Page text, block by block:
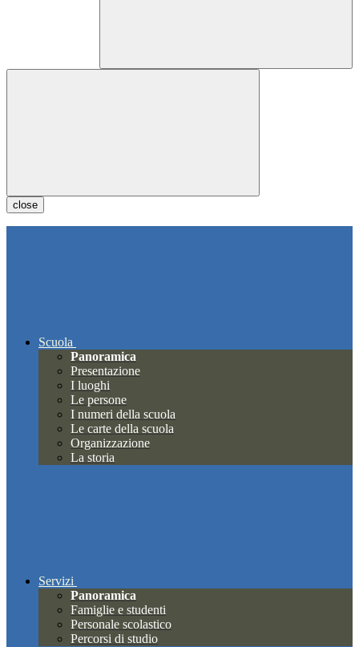
close
Scuola
Panoramica
Presentazione
I luoghi
Le persone
I numeri della scuola
Le carte della scuola
Organizzazione
La storia
Servizi
Panoramica
Famiglie e studenti
Personale scolastico
Percorsi di studio